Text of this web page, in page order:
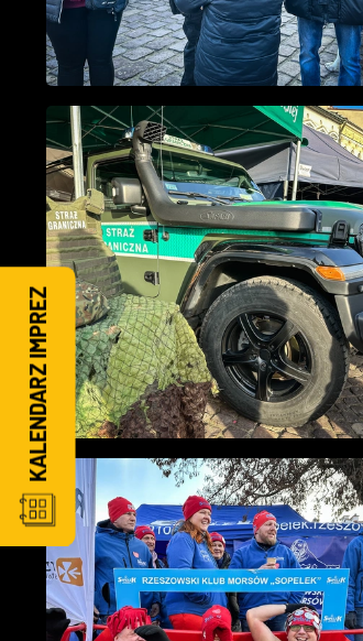
KALENDARZ IMPREZ